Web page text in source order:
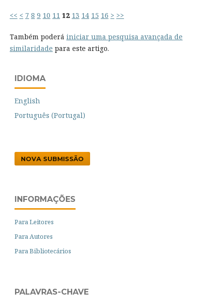
<< < 7 8 9 10 11 12 13 14 15 16 > >>
Também poderá iniciar uma pesquisa avançada de
similaridade para este artigo.
IDIOMA
English
Português (Portugal)
NOVA SUBMISSÃO
INFORMAÇÕES
Para Leitores
Para Autores
Para Bibliotecários
PALAVRAS-CHAVE